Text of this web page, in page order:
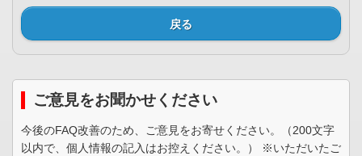
戻る
ご意見をお聞かせください
今後のFAQ改善のため、ご意見をお寄せください。（200文字
以内で、個人情報の記入はお控えください。） ※いただいたご